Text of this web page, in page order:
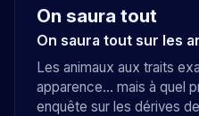
On saura tout
On saura tout sur les
Les animaux aux traits
apparence… mais à quel
enquête sur les dérives